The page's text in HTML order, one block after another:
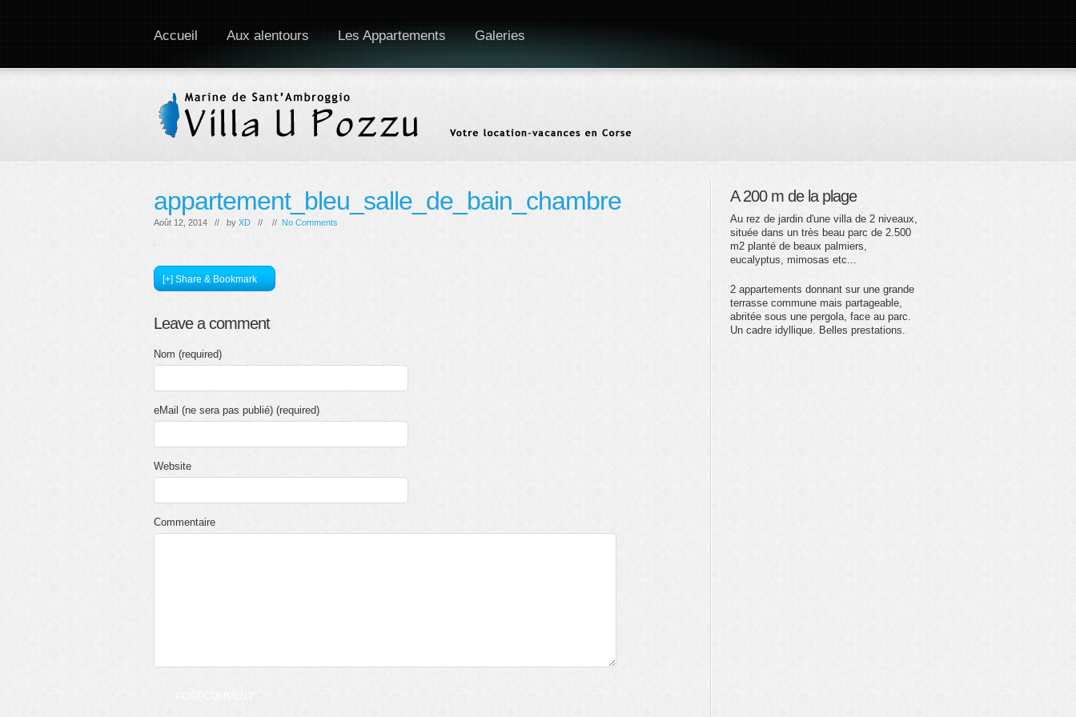
Accueil Aux alentours Les Appartements Galeries
appartement_bleu_salle_de_bain_chambre
Août 12, 2014 // by XD // // No Comments
[+] Share & Bookmark
Leave a comment
Nom (required)
eMail (ne sera pas publié) (required)
Website
Commentaire
A 200 m de la plage
Au rez de jardin d'une villa de 2 niveaux,
située dans un très beau parc de 2.500
m2 planté de beaux palmiers,
eucalyptus, mimosas etc...
2 appartements donnant sur une grande
terrasse commune mais partageable,
abritée sous une pergola, face au parc.
Un cadre idyllique. Belles prestations.